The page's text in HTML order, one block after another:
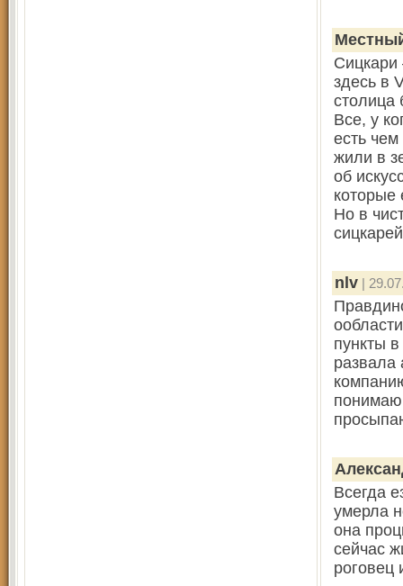
здесь в
столица
Все, у
есть
жили в
об
которые
Но в
nlv |
пункты
развала
Всегда
умерла
она
сейчас